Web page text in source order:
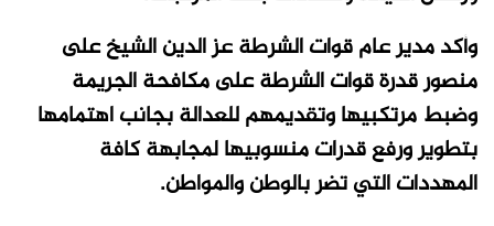
وأكد مدير عام قوات الشرطة عز الدين الشيخ على
منصور قدرة قوات الشرطة على مكافحة الجريمة
وضبط مرتكبيها وتقديمهم للعدالة بجانب اهتمامها
بتطوير ورفع قدرات منسوبيها لمجابهة كافة
المهددات التي تضر بالوطن والمواطن.